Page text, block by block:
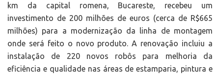
km da capital romena, Bucareste, recebeu um
investimento de 200 milhões de euros (cerca de R$665
milhões) para a modernização da linha de montagem
onde será feito o novo produto. A renovação incluiu a
instalação de 220 novos robôs para melhoria da
eficiência e qualidade nas áreas de estamparia, pintura e